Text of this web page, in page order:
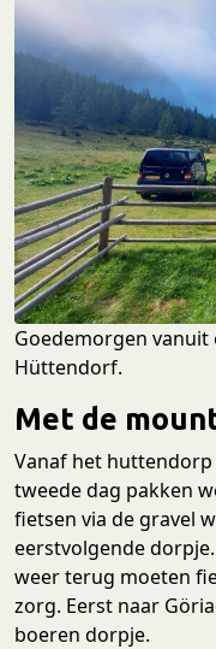
Goedemorgen
Hüttendorf.
Met de
Vanaf het huttendorp
tweede dag pakken
fietsen via de gravel
eerstvolgende
weer terug moeten
zorg. Eerst naar
boeren dorpje.